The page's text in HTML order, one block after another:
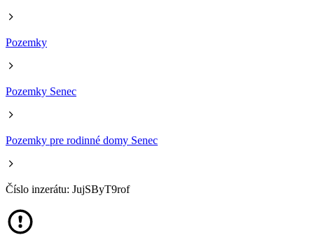
Pozemky
Pozemky Senec
Pozemky pre rodinné domy Senec
Číslo inzerátu: JujSByT9rof